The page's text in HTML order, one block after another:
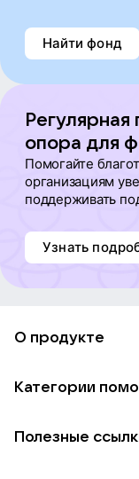
Найти фонд
опора для
Помогайте
организациям
поддерживать
Узнать
О продукте
Использование
Категории
Полезные